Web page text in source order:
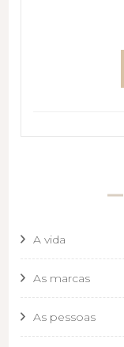
A vida
As marcas
As pessoas